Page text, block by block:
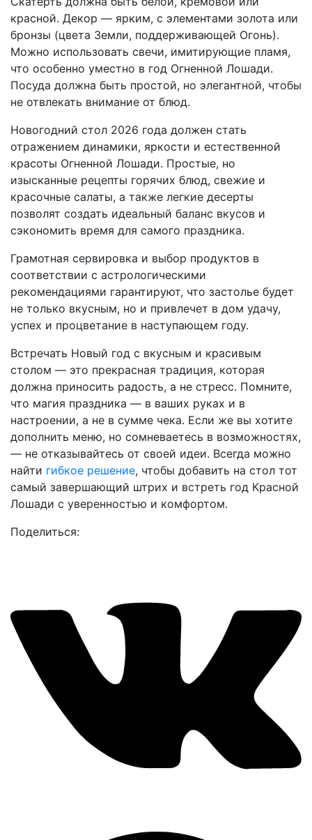
красной. Декор — ярким, с элементами золота или
бронзы (цвета Земли, поддерживающей Огонь).
Можно использовать свечи, имитирующие пламя,
что особенно уместно в год Огненной Лошади.
Посуда должна быть простой, но элегантной, чтобы
не отвлекать внимание от блюд.
Новогодний стол 2026 года должен стать
отражением динамики, яркости и естественной
красоты Огненной Лошади. Простые, но
изысканные рецепты горячих блюд, свежие и
красочные салаты, а также легкие десерты
позволят создать идеальный баланс вкусов и
сэкономить время для самого праздника.
Грамотная сервировка и выбор продуктов в
соответствии с астрологическими
рекомендациями гарантируют, что застолье будет
не только вкусным, но и привлечет в дом удачу,
успех и процветание в наступающем году.
Встречать Новый год с вкусным и красивым
столом — это прекрасная традиция, которая
должна приносить радость, а не стресс. Помните,
что магия праздника — в ваших руках и в
настроении, а не в сумме чека. Если же вы хотите
дополнить меню, но сомневаетесь в возможностях,
— не отказывайтесь от своей идеи. Всегда можно
найти гибкое решение, чтобы добавить на стол тот
самый завершающий штрих и встреть год Красной
Лошади с уверенностью и комфортом.
Поделиться: